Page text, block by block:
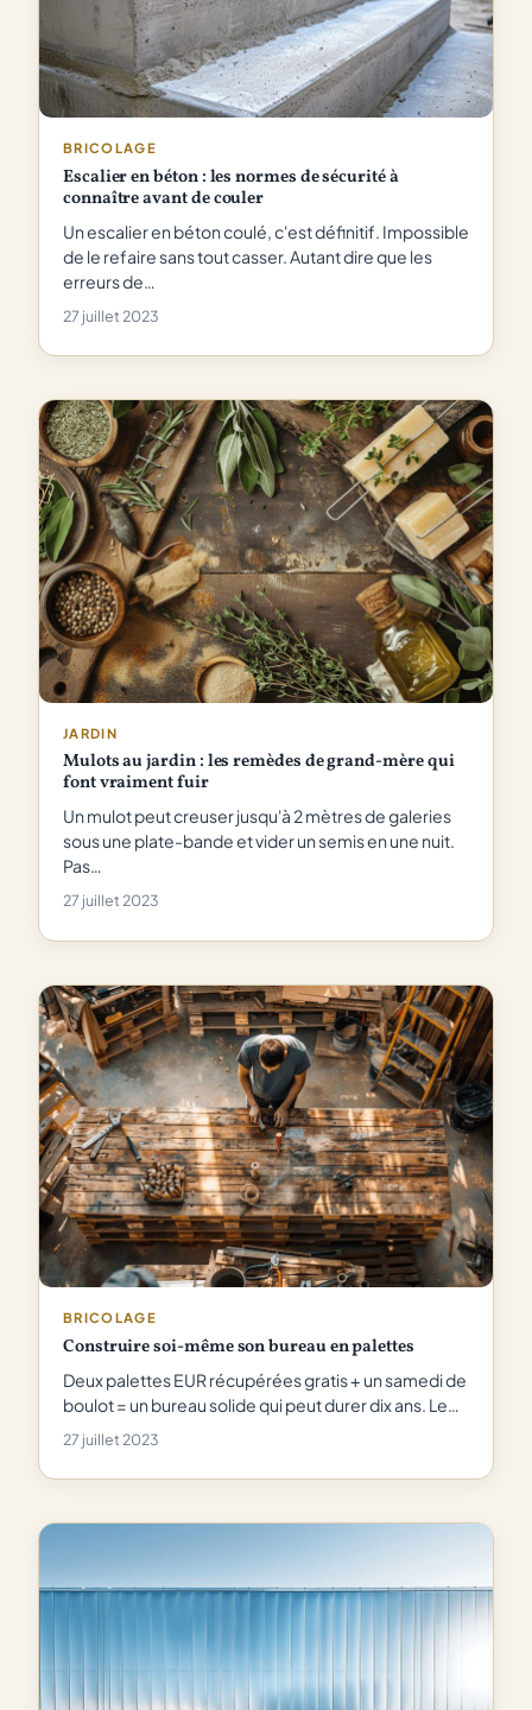
BRICOLAGE
Escalier en béton : les normes de sécurité à
connaître avant de couler
Un escalier en béton coulé, c'est définitif. Impossible
de le refaire sans tout casser. Autant dire que les
erreurs de…
27 juillet 2023
JARDIN
Mulots au jardin : les remèdes de grand-mère qui
font vraiment fuir
Un mulot peut creuser jusqu'à 2 mètres de galeries
sous une plate-bande et vider un semis en une nuit.
Pas…
27 juillet 2023
BRICOLAGE
Construire soi-même son bureau en palettes
Deux palettes EUR récupérées gratis + un samedi de
boulot = un bureau solide qui peut durer dix ans. Le…
27 juillet 2023